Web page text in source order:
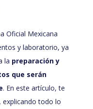
Oficial Mexicana
y laboratorio, ya
la preparación y
que serán
. En este artículo, te
explicando todo lo